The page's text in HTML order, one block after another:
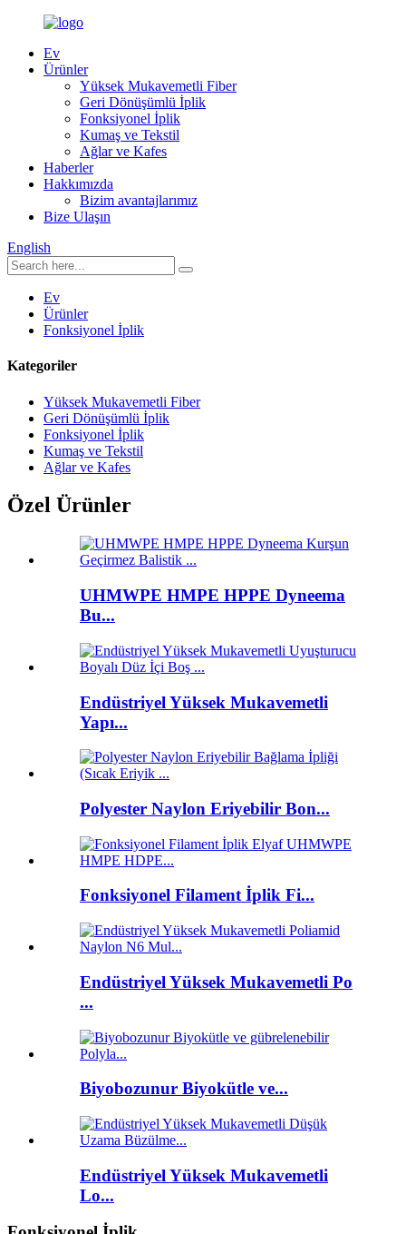
Ev
Ürünler
Yüksek Mukavemetli Fiber
Geri Dönüşümlü İplik
Fonksiyonel İplik
Kumaş ve Tekstil
Ağlar ve Kafes
Haberler
Hakkımızda
Bizim avantajlarımız
Bize Ulaşın
English
Ev
Ürünler
Fonksiyonel İplik
Kategoriler
Yüksek Mukavemetli Fiber
Geri Dönüşümlü İplik
Fonksiyonel İplik
Kumaş ve Tekstil
Ağlar ve Kafes
Özel Ürünler
UHMWPE HMPE HPPE Dyneema
Bu...
Endüstriyel Yüksek Mukavemetli
Yapı...
Polyester Naylon Eriyebilir Bon...
Fonksiyonel Filament İplik Fi...
Endüstriyel Yüksek Mukavemetli Po
...
Biyobozunur Biyokütle ve...
Endüstriyel Yüksek Mukavemetli
Lo...